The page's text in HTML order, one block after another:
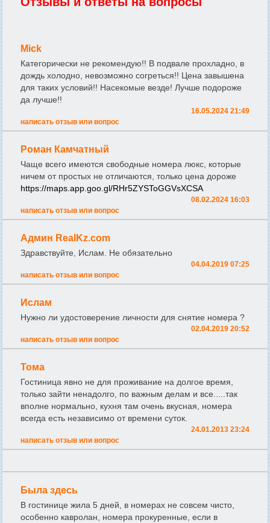
Mick
Категорически не рекомендую!! В подвале прохладно, в
дождь холодно, невозможно согреться!! Цена завышена
для таких условий!! Насекомые везде! Лучше подороже
да лучше!!
16.05.2024 21:49
написать отзыв или вопрос
Роман Камчатный
Чаще всего имеются свободные номера люкс, которые
ничем от простых не отличаются, только цена дороже
https://maps.app.goo.gl/RHr5ZYSToGGVsXCSA
08.02.2024 16:03
написать отзыв или вопрос
Админ RealKz.com
Здравствуйте, Ислам. Не обязательно
04.04.2019 07:25
написать отзыв или вопрос
Ислам
Нужно ли удостоверение личности для снятие номера ?
02.04.2019 20:52
написать отзыв или вопрос
Тома
Гостиница явно не для проживание на долгое время,
только зайти ненадолго, по важным делам и все.....так
вполне нормально, кухня там очень вкусная, номера
всегда есть независимо от времени суток.
24.01.2013 23:24
написать отзыв или вопрос
Была здесь
В гостинице жила 5 дней, в номерах не совсем чисто,
особенно кавролан, номера прокуренные, если в